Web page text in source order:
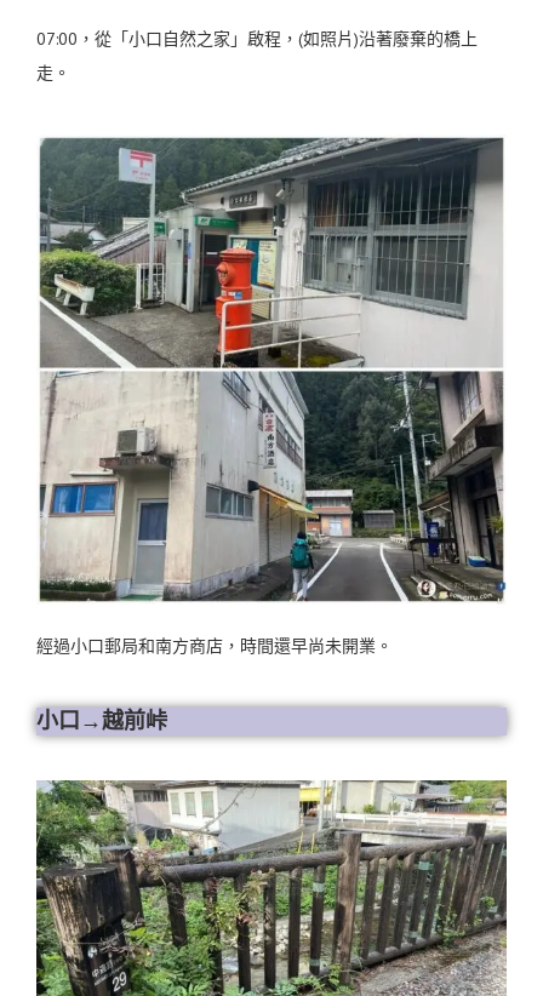
07:00，從「小口自然之家」啟程，(如照片)沿著廢棄的橋上
走。
經過小口郵局和南方商店，時間還早尚未開業。
小口→越前峠